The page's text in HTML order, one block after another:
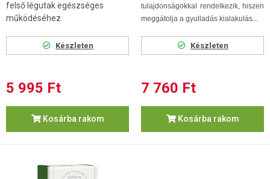
felső légutak egészséges
működéséhez.
Készleten
5 995 Ft
Kosárba rakom
tulajdonságokkal rendelkezik, hiszen
meggátolja a gyulladás kialakulás...
Készleten
7 760 Ft
Kosárba rakom